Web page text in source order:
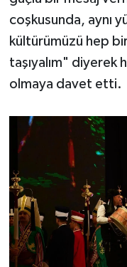
coşkusunda, aynı
kültürümüzü hep
taşıyalım" diyerek
olmaya davet etti.